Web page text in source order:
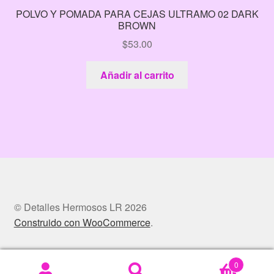
POLVO Y POMADA PARA CEJAS ULTRAMO 02 DARK
BROWN
$53.00
Añadir al carrito
© Detalles Hermosos LR 2026
Construido con WooCommerce.
0